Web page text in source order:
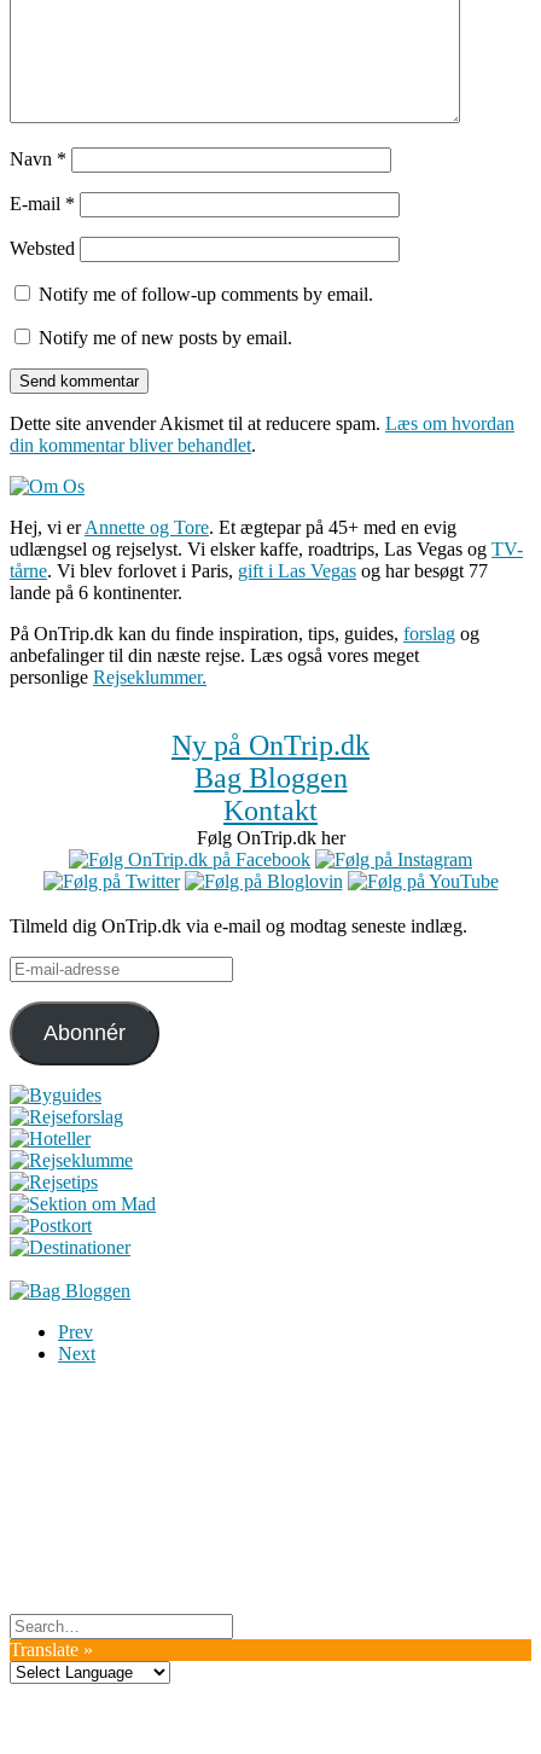
Navn *
E-mail *
Websted
Notify me of follow-up comments by email.
Notify me of new posts by email.
Dette site anvender Akismet til at reducere spam. Læs om hvordan
din kommentar bliver behandlet.
Hej, vi erAnnette og Tore. Et ægtepar på 45+ med en evig
udlængsel og rejselyst. Vi elsker kaffe, roadtrips, Las Vegas og TV-
tårne. Vi blev forlovet i Paris, gift i Las Vegas og har besøgt 77
lande på 6 kontinenter.
På OnTrip.dk kan du finde inspiration, tips, guides, forslag og
anbefalinger til din næste rejse. Læs også vores meget
personlige Rejseklummer.
Ny på OnTrip.dk
Bag Bloggen
Kontakt
Følg OnTrip.dk her
Tilmeld dig OnTrip.dk via e-mail og modtag seneste indlæg.
E-
mail-
adresse
Abonnér
Prev
Next
Translate »